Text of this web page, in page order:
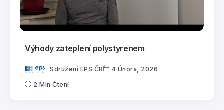
Výhody zateplení polystyrenem
Sdružení EPS ČR 4 Února, 2026
2 Min Čtení